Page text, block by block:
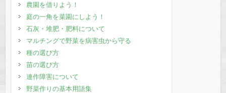
農園を借りよう！
庭の一角を菜園にしよう！
石灰・堆肥・肥料について
マルチングで野菜を病害虫から守る
種の選び方
苗の選び方
連作障害について
野菜作りの基本用語集